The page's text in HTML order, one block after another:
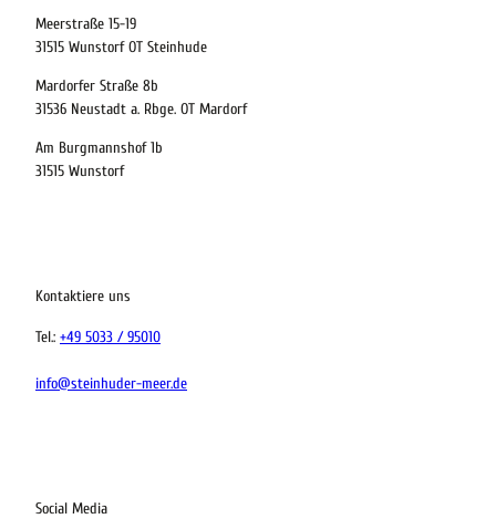
Kinder
buchen
Meerstraße 15-19
31515 Wunstorf OT Steinhude
Mardorfer Straße 8b
31536 Neustadt a. Rbge. OT Mardorf
Am Burgmannshof 1b
31515 Wunstorf
Kontaktiere uns
Tel.: +49 5033 / 95010
info@steinhuder-meer.de
Social Media